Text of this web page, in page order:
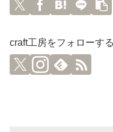
craft工房をフォローする